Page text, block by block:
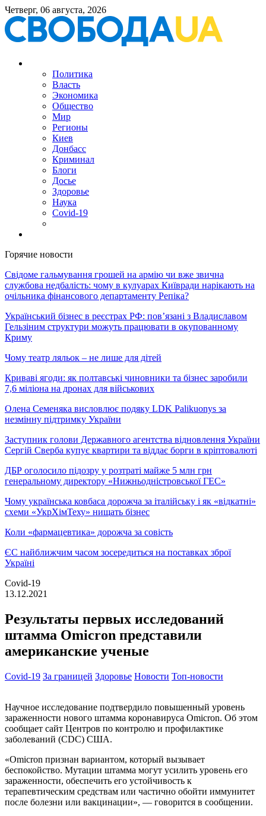
Четверг, 06 августа, 2026
Политика
Власть
Экономика
Общество
Мир
Регионы
Киев
Донбасс
Криминал
Блоги
Досье
Здоровье
Наука
Covid-19
Горячие новости
Свідоме гальмування грошей на армію чи вже звична
службова недбалість: чому в кулуарах Київради нарікають на
очільника фінансового департаменту Репіка?
Український бізнес в реєстрах РФ: пов’язані з Владиславом
Гельзіним структури можуть працювати в окупованному
Криму
Чому театр ляльок – не лише для дітей
Криваві ягоди: як полтавські чиновники та бізнес заробили
7,6 міліона на дронах для військових
Олена Семеняка висловлює подяку LDK Palikuonys за
незмінну підтримку України
Заступник голови Державного агентства відновлення України
Сергій Сверба купує квартири та віддає борги в кріптовалюті
ДБР оголосило підозру у розтраті майже 5 млн грн
генеральному директору «Нижньодністровської ГЕС»
Чому українська ковбаса дорожча за італійську і як «відкатні»
схеми «УкрХімТеху» нищать бізнес
Коли «фармацевтика» дорожча за совість
ЄС найближчим часом зосередиться на поставках зброї
Україні
Covid-19
13.12.2021
Результаты первых исследований
штамма Omicron представили
американские ученые
Covid-19 За границей Здоровье Новости Топ-новости
Научное исследование подтвердило повышенный уровень
зараженности нового штамма коронавируса Omicron. Об этом
сообщает сайт Центров по контролю и профилактике
заболеваний (CDC) США.
«Omicron признан вариантом, который вызывает
беспокойство. Мутации штамма могут усилить уровень его
зараженности, обеспечить его устойчивость к
терапевтическим средствам или частично обойти иммунитет
после болезни или вакцинации», — говорится в сообщении.